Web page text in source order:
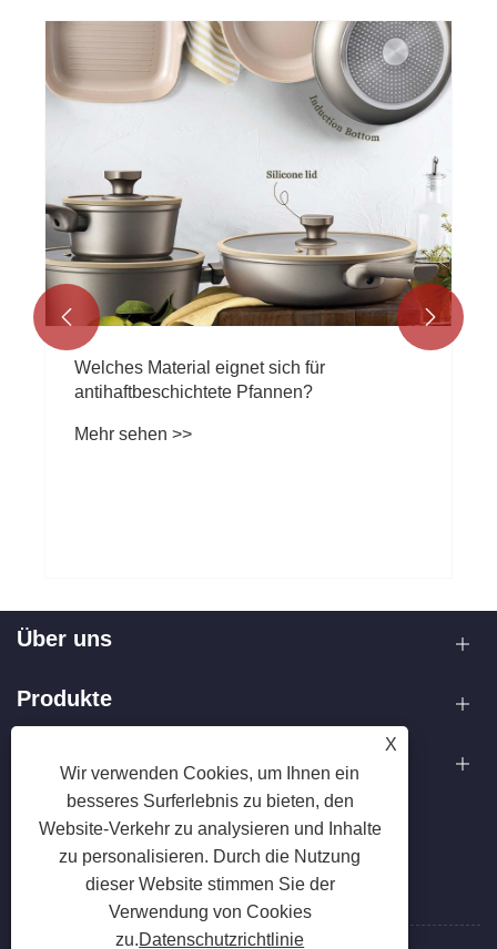
Welches Material eignet sich für
antihaftbeschichtete Pfannen?
Mehr sehen >>
 
Über uns
Produkte
FOLGEN SIE UNS
X
Wir verwenden Cookies, um Ihnen ein
besseres Surferlebnis zu bieten, den
Website-Verkehr zu analysieren und Inhalte
zu personalisieren. Durch die Nutzung
dieser Website stimmen Sie der
Verwendung von Cookies
zu.Datenschutzrichtlinie